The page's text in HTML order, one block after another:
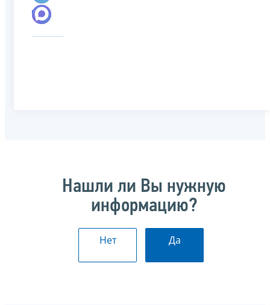
Нашли ли Вы нужную
информацию?
Нет Да